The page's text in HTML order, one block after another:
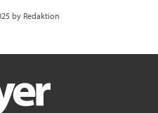
by Redaktion